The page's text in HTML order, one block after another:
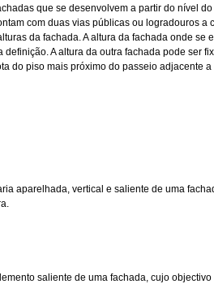
que se desenvolvem a partir do nível do
com duas vias públicas ou logradouros a
da fachada. A altura da fachada onde se
A altura da outra fachada pode ser
do piso mais próximo do passeio adjacente a
aparelhada, vertical e saliente de uma
saliente de uma fachada, cujo